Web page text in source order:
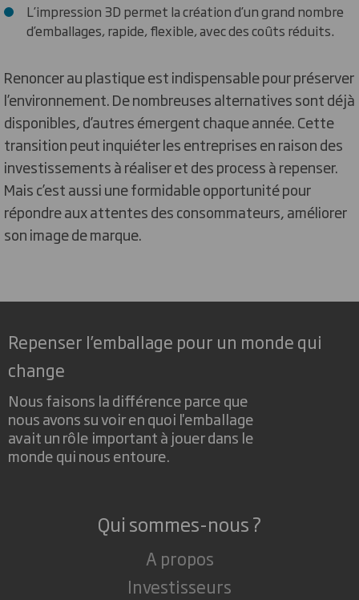
L’impression 3D permet la création d’un grand nombre
d’emballages, rapide, flexible, avec des coûts réduits.
Renoncer au plastique est indispensable pour préserver
l’environnement. De nombreuses alternatives sont déjà
disponibles, d’autres émergent chaque année. Cette
transition peut inquiéter les entreprises en raison des
investissements à réaliser et des process à repenser.
Mais c’est aussi une formidable opportunité pour
répondre aux attentes des consommateurs, améliorer
son image de marque.
Repenser l’emballage pour un monde qui
change
Nous faisons la différence parce que
nous avons su voir en quoi l'emballage
avait un rôle important à jouer dans le
monde qui nous entoure.
Qui sommes-nous ?
A propos
Investisseurs